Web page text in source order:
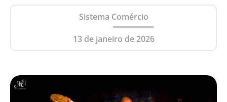
Sistema Comércio
13 de janeiro de 2026